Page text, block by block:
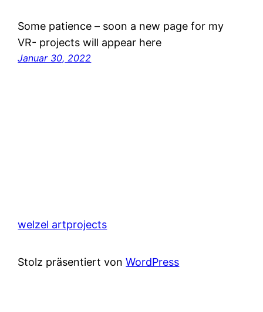
Some patience – soon a new page for my
VR- projects will appear here
Januar 30, 2022
welzel artprojects
Stolz präsentiert vonWordPress